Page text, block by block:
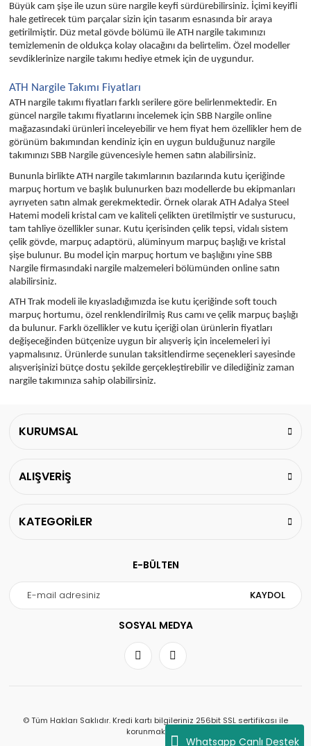
Whatsapp Canlı Destek
Büyük cam şişe ile uzun süre nargile keyfi sürdürebilirsiniz. İçimi keyifli
hale getirecek tüm parçalar sizin için tasarım esnasında bir araya
getirilmiştir. Düz metal gövde bölümü ile ATH nargile takımınızı
temizlemenin de oldukça kolay olacağını da belirtelim. Özel modeller
sevdiklerinize nargile takımı hediye etmek için de uygundur.
ATH Nargile Takımı Fiyatları
ATH nargile takımı fiyatları farklı serilere göre belirlenmektedir. En
güncel nargile takımı fiyatlarını incelemek için SBB Nargile online
mağazasındaki ürünleri inceleyebilir ve hem fiyat hem özellikler hem de
görünüm bakımından kendiniz için en uygun bulduğunuz nargile
takımınızı SBB Nargile güvencesiyle hemen satın alabilirsiniz.
Bununla birlikte ATH nargile takımlarının bazılarında kutu içeriğinde
marpuç hortum ve başlık bulunurken bazı modellerde bu ekipmanları
ayrıyeten satın almak gerekmektedir. Örnek olarak ATH Adalya Steel
Hatemi modeli kristal cam ve kaliteli çelikten üretilmiştir ve susturucu,
tam tahliye özellikler sunar. Kutu içerisinden çelik tepsi, vidalı sistem
çelik gövde, marpuç adaptörü, alüminyum marpuç başlığı ve kristal
şişe bulunur. Bu model için marpuç hortum ve başlığını yine SBB
Nargile firmasındaki nargile malzemeleri bölümünden online satın
alabilirsiniz.
ATH Trak modeli ile kıyasladığımızda ise kutu içeriğinde soft touch
marpuç hortumu, özel renklendirilmiş Rus camı ve çelik marpuç başlığı
da bulunur. Farklı özellikler ve kutu içeriği olan ürünlerin fiyatları
değişeceğinden bütçenize uygun bir alışveriş için incelemeleri iyi
yapmalısınız. Ürünlerde sunulan taksitlendirme seçenekleri sayesinde
alışverişinizi bütçe dostu şekilde gerçekleştirebilir ve dilediğiniz zaman
nargile takımınıza sahip olabilirsiniz.
KURUMSAL
ALIŞVERİŞ
KATEGORİLER
E-BÜLTEN
KAYDOL
SOSYAL MEDYA
© Tüm Hakları Saklıdır. Kredi kartı bilgileriniz 256bit SSL sertifikası ile
korunmaktadır.